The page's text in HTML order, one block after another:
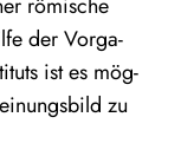
römi­sche
der Vor­ga­
ist es mög­
zu